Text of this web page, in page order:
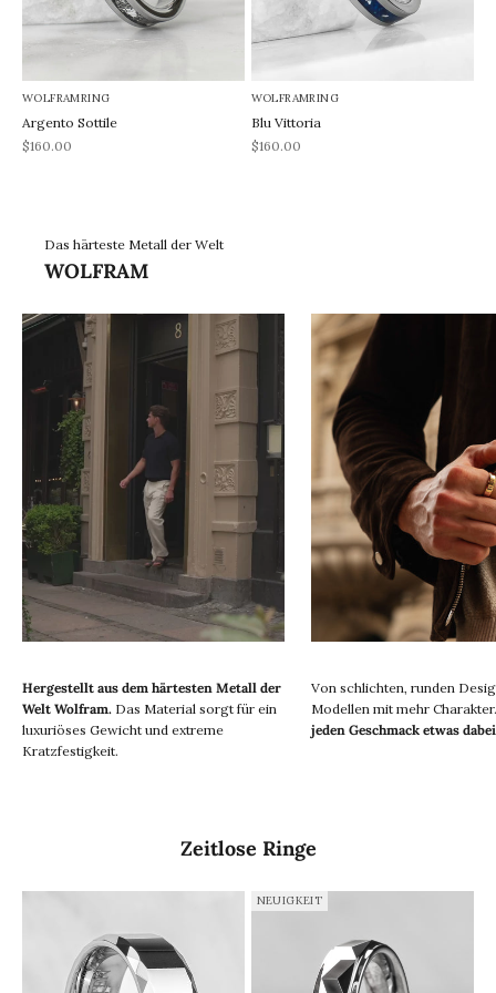
WOLFRAMRING
Argento Sottile
REA-pris
$160.00
WOLFRAMRING
Blu Vittoria
REA-pris
$160.00
Das härteste Metall der Welt
WOLFRAM
Hergestellt aus dem härtesten Metall der
Welt Wolfram. Das Material sorgt für ein
luxuriöses Gewicht und extreme
Kratzfestigkeit.
Von schlichten, runden
Modellen mit mehr
jeden Geschmack etwas
Zeitlose Ringe
NEUIGKEIT